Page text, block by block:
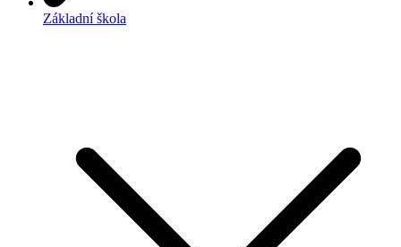
Základní škola